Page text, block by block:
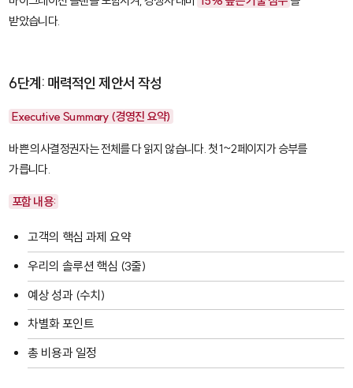
받았습니다.
6단계: 매력적인 제안서 작성
Executive Summary (경영진 요약)
바쁜 의사결정권자는 전체를 다 읽지 않습니다. 첫 1~2페이지가 승부를
가릅니다.
포함 내용:
고객의 핵심 과제 요약
우리의 솔루션 핵심 (3줄)
예상 성과 (수치)
차별화 포인트
총 비용과 일정